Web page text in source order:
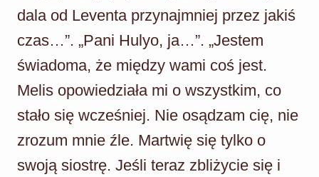
dala od Leventa przynajmniej przez jakiś
czas…”. „Pani Hulyo, ja…”. „Jestem
świadoma, że między wami coś jest.
Melis opowiedziała mi o wszystkim, co
stało się wcześniej. Nie osądzam cię, nie
zrozum mnie źle. Martwię się tylko o
swoją siostrę. Jeśli teraz zbliżycie się i